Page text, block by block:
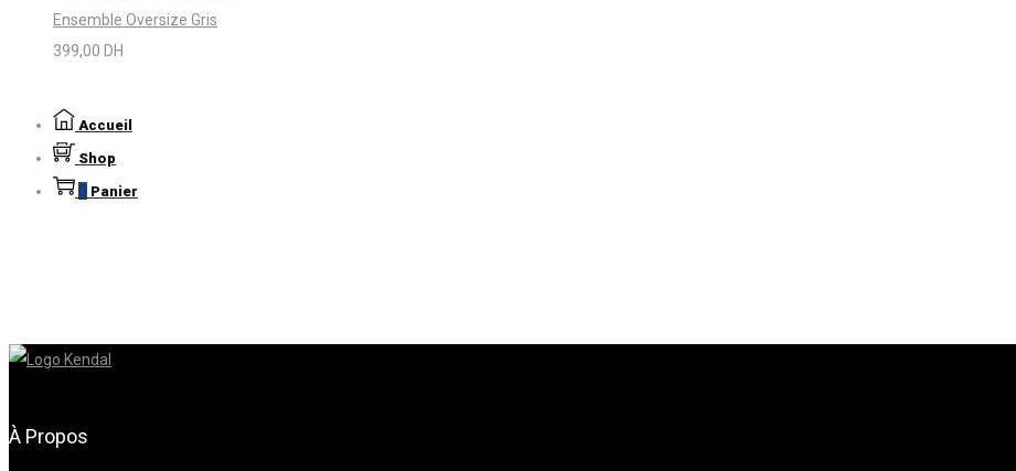
Ensemble Oversize Gris
399,00 DH
Accueil
Shop
0 Panier
À Propos